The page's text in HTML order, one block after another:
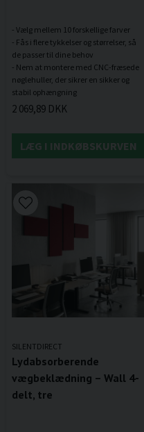
- Vælg mellem 10 forskellige farver
- Fås i flere tykkelser og størrelser, så
de passer til dine behov
- Nem at montere med CNC-fræsede
nøglehuller, der sikrer en sikker og
2 069,89 DKK
LÆG I INDKØBSKURVEN
SILENTDIRECT
Lydabsorberende
vægbeklædning – Wall 4-
delt, tre